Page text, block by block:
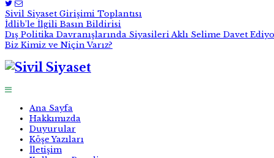
Sivil Siyaset Girişimi Toplantısı
İdlib’le İlgili Basın Bildirisi
Dış Politika Davranışlarında Siyasileri Aklı Selime Davet
Biz Kimiz ve Niçin Varız?
Ana Sayfa
Hakkımızda
Duyurular
Köşe Yazıları
İletişim